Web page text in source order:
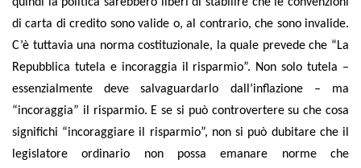
di carta di credito sono valide o, al contrario, che sono invalide.
C’è tuttavia una norma costituzionale, la quale prevede che “La
Repubblica tutela e incoraggia il risparmio”. Non solo tutela –
essenzialmente deve salvaguardarlo dall’inflazione – ma
“incoraggia” il risparmio. E se si può controvertere su che cosa
significhi “incoraggiare il risparmio”, non si può dubitare che il
legislatore ordinario non possa emanare norme che